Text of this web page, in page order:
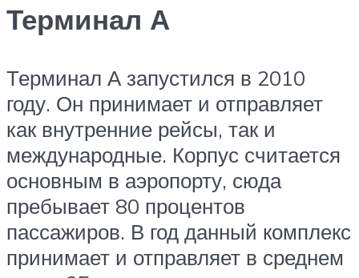
Терминал А
Терминал А запустился в 2010
году. Он принимает и отправляет
как внутренние рейсы, так и
международные. Корпус считается
основным в аэропорту, сюда
пребывает 80 процентов
пассажиров. В год данный комплекс
принимает и отправляет в среднем